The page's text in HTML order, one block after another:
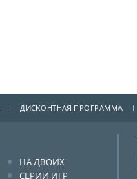
ДИСКОНТНАЯ ПРОГРАММА
НА ДВОИХ
СЕРИИ ИГР